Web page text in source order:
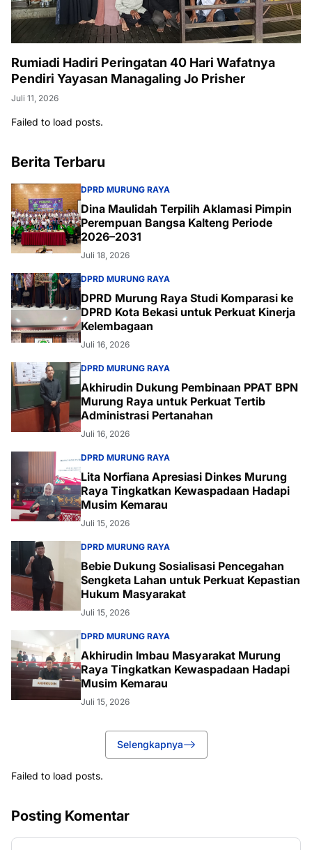
Rumiadi Hadiri Peringatan 40 Hari Wafatnya
Pendiri Yayasan Managaling Jo Prisher
Juli 11, 2026
Failed to load posts.
Berita Terbaru
DPRD MURUNG RAYA
Dina Maulidah Terpilih Aklamasi Pimpin
Perempuan Bangsa Kalteng Periode
2026–2031
Juli 18, 2026
DPRD MURUNG RAYA
DPRD Murung Raya Studi Komparasi ke
DPRD Kota Bekasi untuk Perkuat Kinerja
Kelembagaan
Juli 16, 2026
DPRD MURUNG RAYA
Akhirudin Dukung Pembinaan PPAT BPN
Murung Raya untuk Perkuat Tertib
Administrasi Pertanahan
Juli 16, 2026
DPRD MURUNG RAYA
Lita Norfiana Apresiasi Dinkes Murung
Raya Tingkatkan Kewaspadaan Hadapi
Musim Kemarau
Juli 15, 2026
DPRD MURUNG RAYA
Bebie Dukung Sosialisasi Pencegahan
Sengketa Lahan untuk Perkuat Kepastian
Hukum Masyarakat
Juli 15, 2026
DPRD MURUNG RAYA
Akhirudin Imbau Masyarakat Murung
Raya Tingkatkan Kewaspadaan Hadapi
Musim Kemarau
Juli 15, 2026
Selengkapnya
Failed to load posts.
Posting Komentar